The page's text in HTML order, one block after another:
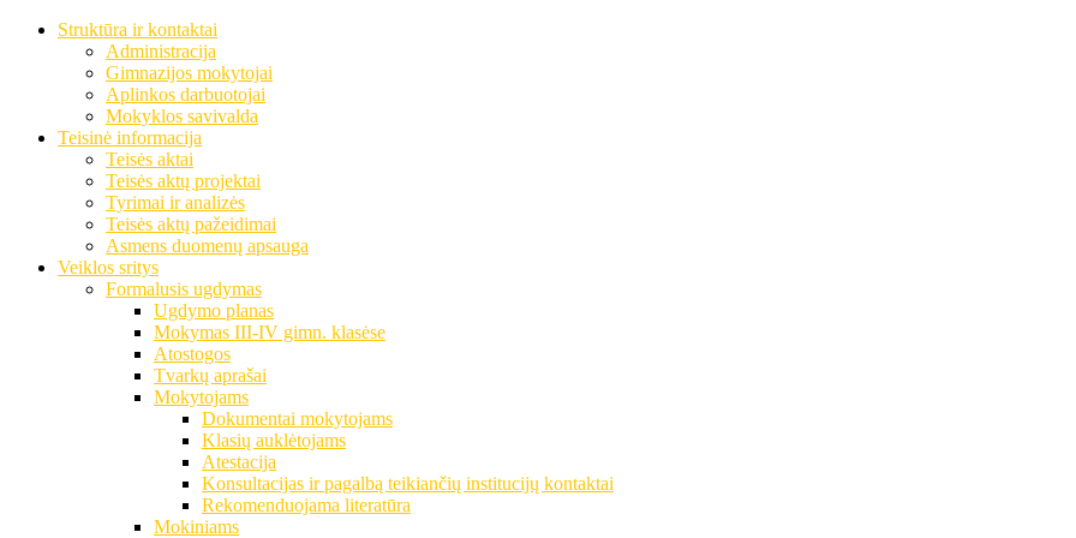
Struktūra ir kontaktai
Administracija
Gimnazijos mokytojai
Aplinkos darbuotojai
Mokyklos savivalda
Teisinė informacija
Teisės aktai
Teisės aktų projektai
Tyrimai ir analizės
Teisės aktų pažeidimai
Asmens duomenų apsauga
Veiklos sritys
Formalusis ugdymas
Ugdymo planas
Mokymas III-IV gimn. klasėse
Atostogos
Tvarkų aprašai
Mokytojams
Dokumentai mokytojams
Klasių auklėtojams
Atestacija
Konsultacijas ir pagalbą teikiančių institucijų kontaktai
Rekomenduojama literatūra
Mokiniams